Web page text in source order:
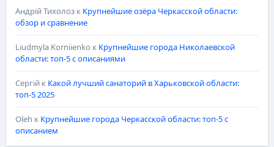
Андрій Тихолозк Крупнейшие озёра Черкасской области:
обзор и сравнение
Liudmyla Korniienko к Крупнейшие города Николаевской
области: топ-5 с описаниями
Сергійк Какой лучший санаторий в Харьковской области:
топ-5 2025
Oleh к Крупнейшие города Черкасской области: топ-5 с
описанием